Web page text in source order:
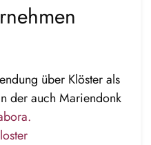
über Klöster als
der auch Mariendonk